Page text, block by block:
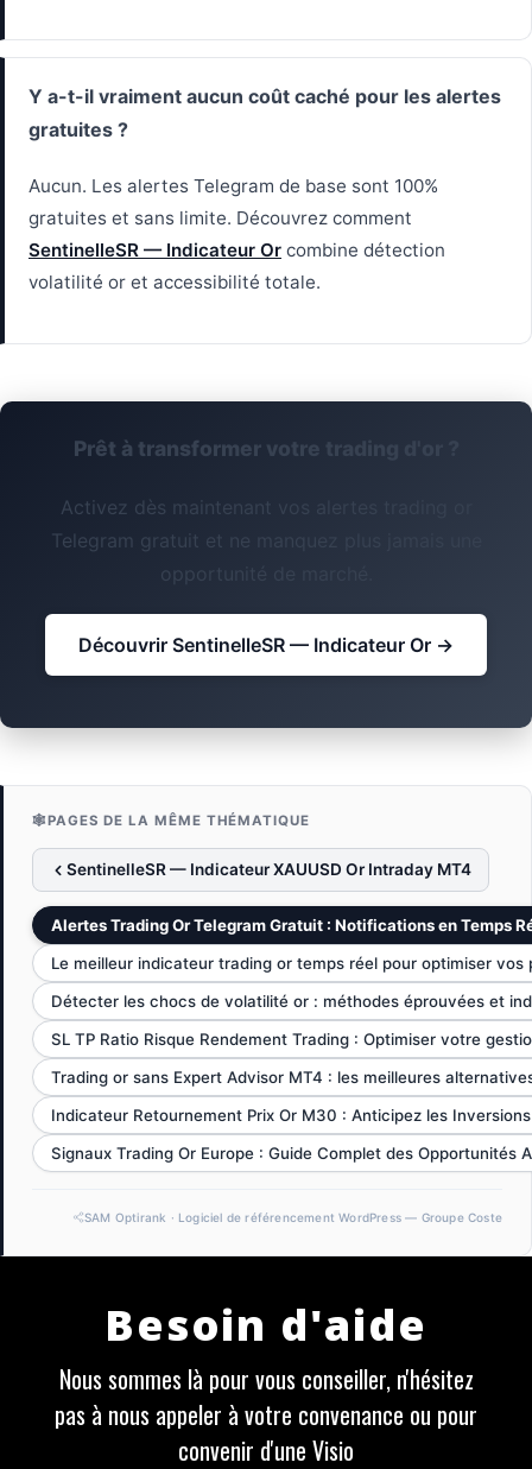
Y a-t-il vraiment aucun coût caché pour les alertes
gratuites ?
Aucun. Les alertes Telegram de base sont 100%
gratuites et sans limite. Découvrez comment
SentinelleSR — Indicateur Or combine détection
volatilité or et accessibilité totale.
Prêt à transformer votre trading d'or ?
Activez dès maintenant vos alertes trading or
Telegram gratuit et ne manquez plus jamais une
opportunité de marché.
Découvrir SentinelleSR — Indicateur Or →
🕸️PAGES DE LA MÊME THÉMATIQUE
SentinelleSR — Indicateur XAUUSD Or Intraday MT4
Alertes Trading Or Telegram Gratuit : Notifications en Temps
Le meilleur indicateur trading or temps réel pour optimiser vos
Détecter les chocs de volatilité or : méthodes éprouvées et
SL TP Ratio Risque Rendement Trading : Optimiser votre
Trading or sans Expert Advisor MT4 : les meilleures
Indicateur Retournement Prix Or M30 : Anticipez les
Signaux Trading Or Europe : Guide Complet des Opportunités
SAM Optirank · Logiciel de référencement WordPress — Groupe Coste
Besoin d'aide
Nous sommes là pour vous conseiller, n'hésitez
pas à nous appeler à votre convenance ou pour
convenir d'une Visio